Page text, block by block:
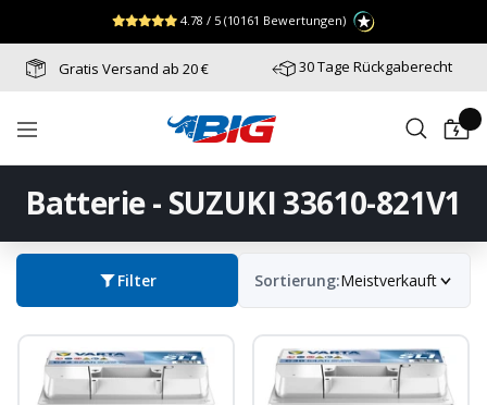
Zum Menü springen
Fußzeile springen
Barrierefreiheits-Widget öffnen
Inhalt
4.78 / 5 (10161 Bewertungen)
Gratis Versand ab 20 € 30 Tage Rückgaberecht
Navigation
Batterie-
Batterie - SUZUKI 33610-821V1
Filter Sortierung:Meistverkauft